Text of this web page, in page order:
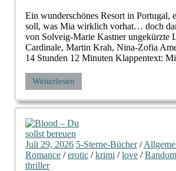
Ein wunderschönes Resort in Portugal,
soll, was Mia wirklich vorhat… doch
von Solveig-Marie Kastner ungekürzte
Cardinale, Martin Krah, Nina-Zofia
14 Stunden 12 Minuten Klappentext:
Weiterlesen
Juli 29, 2026 5-Sterne-Bücher/
Romance /erotic /krimi /love /
thriller